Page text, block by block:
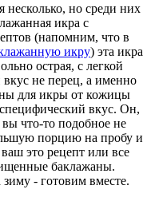
несколько, но среди них
икра с
(напомним, что в
икру) эта икра
острая, с легкой
не перец, а именно
для икры от кожицы
специфический вкус. Он,
что-то подобное не
порцию на пробу и
это рецепт или все
баклажаны.
- готовим вместе.